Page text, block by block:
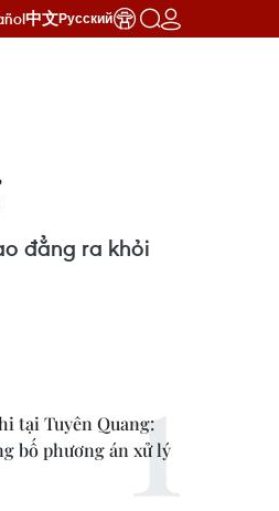
中文Русский
đẳng ra khỏi
tại Tuyên Quang:
bố phương án xử lý